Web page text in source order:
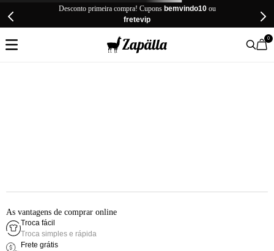
Desconto primeira compra! Cupons bemvindo10ou
fretevip
0
As vantagens de comprar online
Troca fácil
Troca simples e rápida
Frete grátis